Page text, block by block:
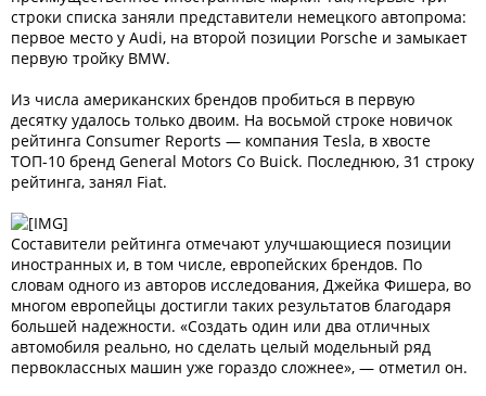
строки списка заняли представители немецкого автопрома:
первое место у Audi, на второй позиции Porsche и замыкает
первую тройку BMW.
Из числа американских брендов пробиться в первую
десятку удалось только двоим. На восьмой строке новичок
рейтинга Consumer Reports — компания Tesla, в хвосте
ТОП-10 бренд General Motors Co Buick. Последнюю, 31 строку
рейтинга, занял Fiat.
Составители рейтинга отмечают улучшающиеся позиции
иностранных и, в том числе, европейских брендов. По
словам одного из авторов исследования, Джейка Фишера, во
многом европейцы достигли таких результатов благодаря
большей надежности. «Создать один или два отличных
автомобиля реально, но сделать целый модельный ряд
первоклассных машин уже гораздо сложнее», — отметил он.